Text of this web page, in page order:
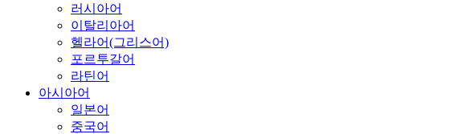
러시아어
이탈리아어
헬라어(그리스어)
포르투갈어
라틴어
아시아어
일본어
중국어